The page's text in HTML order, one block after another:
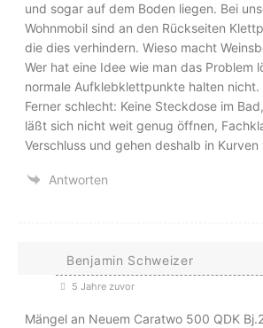
und sogar auf dem Boden liegen. Bei
Wohnmobil sind an den Rückseiten
die dies verhindern. Wieso macht
Wer hat eine Idee wie man das Problem
normale Aufklebklettpunkte halten nicht.
Ferner schlecht: Keine Steckdose im
läßt sich nicht weit genug öffnen,
Verschluss und gehen deshalb in Kurven
Antworten
Benjamin Schweizer
5 Jahre zuvor
Mängel an Neuem Caratwo 500 QDK